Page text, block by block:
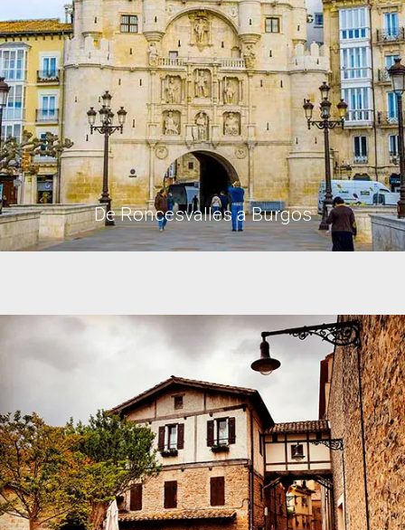
De Roncesvalles a Burgos